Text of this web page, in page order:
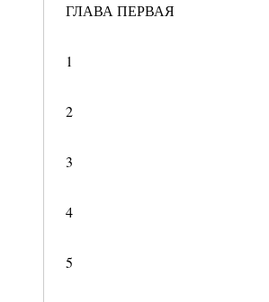
ГЛАВА ПЕРВАЯ
1
2
3
4
5